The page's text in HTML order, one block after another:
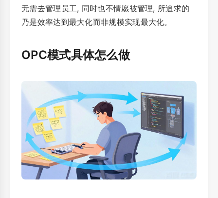
无需去管理员工, 同时也不情愿被管理, 所追求的
乃是效率达到最大化而非规模实现最大化。
OPC模式具体怎么做